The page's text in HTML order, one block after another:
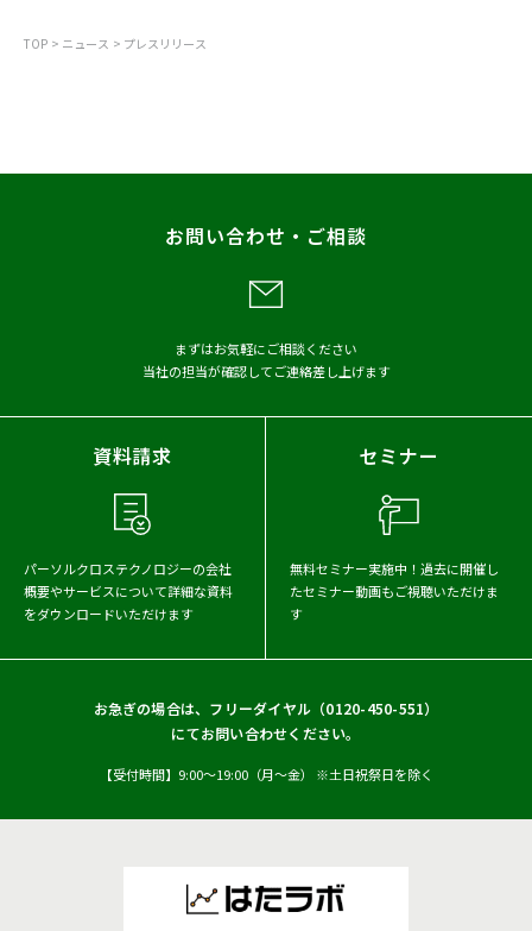
レポート
2023年
2021年
2020年
2017年
TOP ニュース プレスリリース
お問い合わせ・ご相談
まずはお気軽にご相談ください
当社の担当が確認してご連絡差し上げます
資料請求
パーソルクロステクノロジーの会社
概要やサービスについて詳細な資料
をダウンロードいただけます
セミナー
無料セミナー実施中！ 過去に開催し
たセミナー動画もご視聴いただけま
す
お急ぎの場合は、フリーダイヤル（0120-450-551）
にてお問い合わせください。
【受付時間】9:00〜19:00（月〜金） ※土日祝祭日を除く